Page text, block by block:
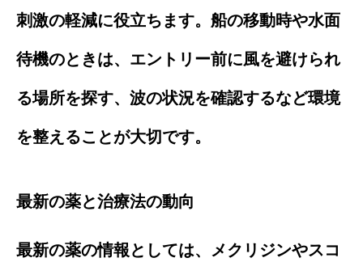
刺激の軽減に役立ちます。船の移動時や水面
待機のときは、エントリー前に風を避けられ
る場所を探す、波の状況を確認するなど環境
を整えることが大切です。
最新の薬と治療法の動向
最新の薬の情報としては、メクリジンやスコ